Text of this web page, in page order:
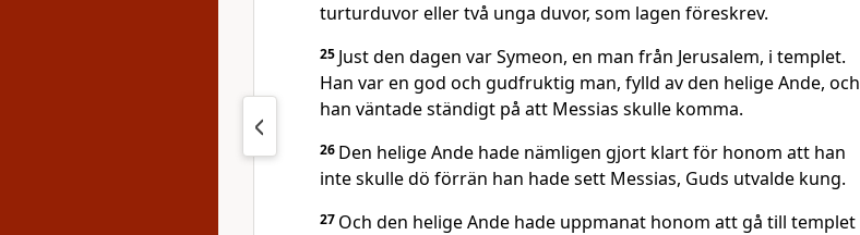
turturduvor eller två unga duvor, som lagen föreskrev.
25 Just den dagen var Symeon, en man från Jerusalem, i templet.
Han var en god och gudfruktig man, fylld av den helige Ande, och
han väntade ständigt på att Messias skulle komma.
26 Den helige Ande hade nämligen gjort klart för honom att han
inte skulle dö förrän han hade sett Messias, Guds utvalde kung.
27 Och den helige Ande hade uppmanat honom att gå till templet